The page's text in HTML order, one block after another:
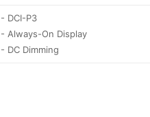
- DCI-P3
- Always-On Display
- DC Dimming